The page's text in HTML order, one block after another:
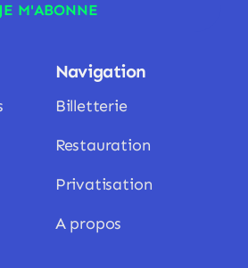
JE M'ABONNE
Navigation
Billetterie
Restauration
Privatisation
A propos